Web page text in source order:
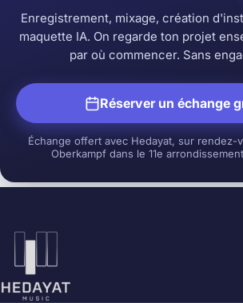
Enregistrement, mixage, création
maquette IA. On regarde ton projet
par où commencer. Sans
Réserver un échange
Échange offert avec Hedayat, sur rendez-
Oberkampf dans le 11e
Hedayat Music